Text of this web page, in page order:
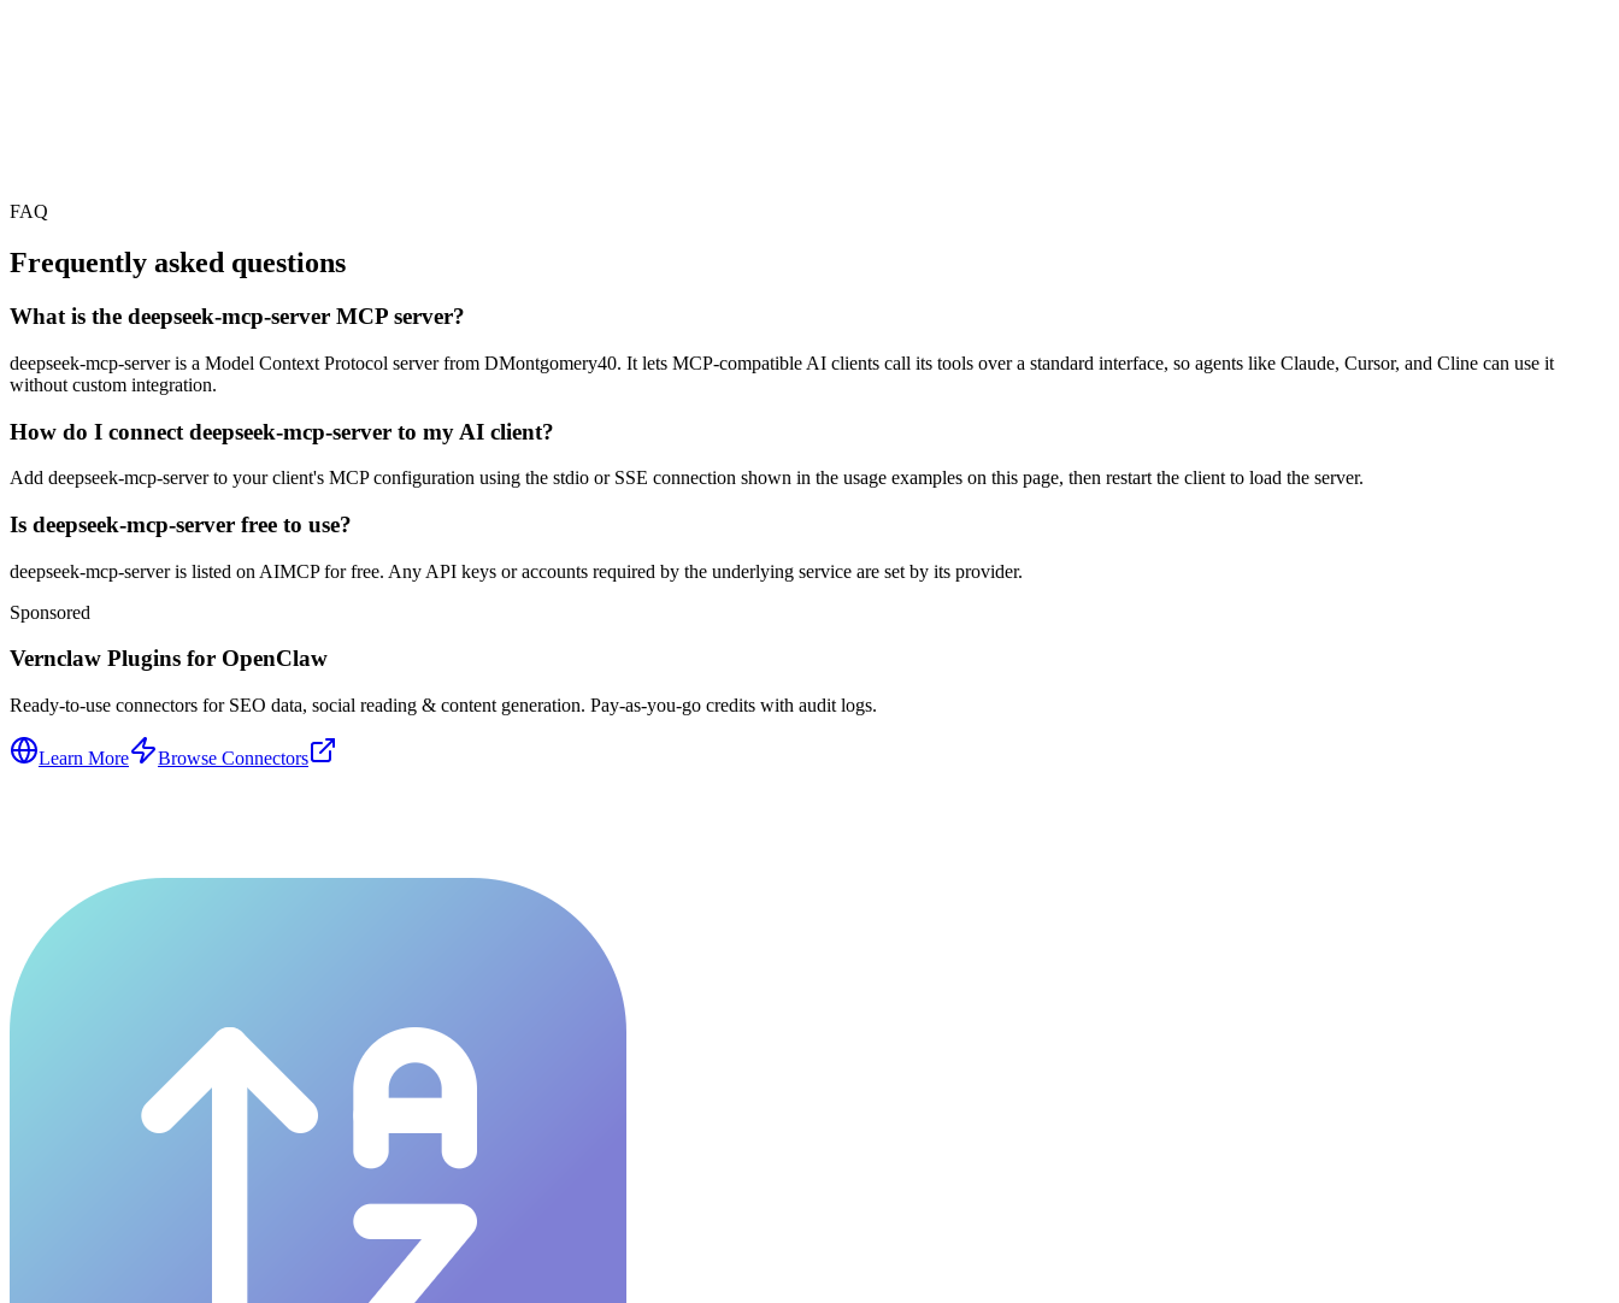
FAQ
Frequently asked questions
What is the deepseek-mcp-server MCP server?
deepseek-mcp-server is a Model Context Protocol server from DMontgomery40. It lets MCP-compatible AI clients call its tools over a standard interface, so agents like Claude, Cursor, and Cline can use it
without custom integration.
How do I connect deepseek-mcp-server to my AI client?
Add deepseek-mcp-server to your client's MCP configuration using the stdio or SSE connection shown in the usage examples on this page, then restart the client to load the server.
Is deepseek-mcp-server free to use?
deepseek-mcp-server is listed on AIMCP for free. Any API keys or accounts required by the underlying service are set by its provider.
Sponsored
Vernclaw Plugins for OpenClaw
Ready-to-use connectors for SEO data, social reading & content generation. Pay-as-you-go credits with audit logs.
Learn More Browse Connectors